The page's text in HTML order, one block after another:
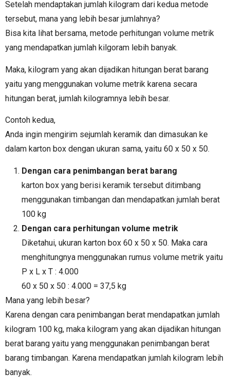
Setelah mendaptakan jumlah kilogram dari kedua metode
tersebut, mana yang lebih besar jumlahnya?
Bisa kita lihat bersama, metode perhitungan volume metrik
yang mendapatkan jumlah kilgoram lebih banyak.
Maka, kilogram yang akan dijadikan hitungan berat barang
yaitu yang menggunakan volume metrik karena secara
hitungan berat, jumlah kilogramnya lebih besar.
Contoh kedua,
Anda ingin mengirim sejumlah keramik dan dimasukan ke
dalam karton box dengan ukuran sama, yaitu 60 x 50 x 50.
Dengan cara penimbangan berat barang
karton box yang berisi keramik tersebut ditimbang
menggunakan timbangan dan mendapatkan jumlah berat
100 kg
Dengan cara perhitungan volume metrik
Diketahui, ukuran karton box 60 x 50 x 50. Maka cara
menghitungnya menggunakan rumus volume metrik yaitu
P x L x T : 4.000
60 x 50 x 50 : 4.000 = 37,5 kg
Mana yang lebih besar?
Karena dengan cara penimbangan berat mendapatkan jumlah
kilogram 100 kg, maka kilogram yang akan dijadikan hitungan
berat barang yaitu yang menggunakan penimbangan berat
barang timbangan. Karena mendapatkan jumlah kilogram lebih
banyak.